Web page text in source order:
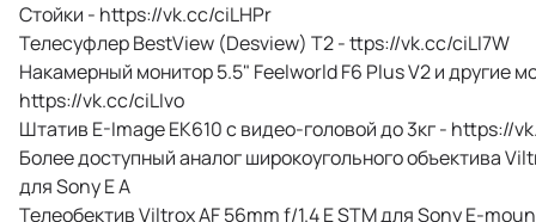
Стойки - https://vk.cc/ciLHPr
Телесуфлер BestView (Desview) T2 - ttps://vk.cc/ciLI7W
Накамерный монитор 5.5" Feelworld F6 Plus V2 и другие
https://vk.cc/ciLIvo
Штатив E-Image EK610 с видео-головой до 3кг - https://
Более доступный аналог широкоугольного объектива
для Sony E A
Телеобектив Viltrox AF 56mm f/1.4 E STM для Sony E-